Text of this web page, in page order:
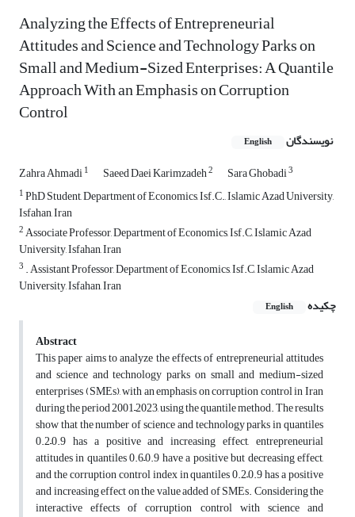
Analyzing the Effects of Entrepreneurial
Attitudes and Science and Technology Parks on
Small and Medium-Sized Enterprises: A Quantile
Approach With an Emphasis on Corruption
Control
نویسندگان English
Zahra Ahmadi1 Saeed Daei Karimzadeh2 Sara Ghobadi3
1PhD Student, Department of Economics, Isf.C., Islamic Azad University,
Isfahan, Iran
2Associate Professor, Department of Economics, Isf.C, Islamic Azad
University, Isfahan, Iran
3 . Assistant Professor, Department of Economics, Isf.C, Islamic Azad
University, Isfahan, Iran
چکیده
English
Abstract
This paper aims to analyze the effects of entrepreneurial attitudes
and science and technology parks on small and medium-sized
enterprises (SMEs), with an emphasis on corruption control in Iran
during the period 2001–2023, using the quantile method. The results
show that the number of science and technology parks in quantiles
0.2–0.9 has a positive and increasing effect, entrepreneurial
attitudes in quantiles 0.6–0.9 have a positive but decreasing effect,
and the corruption control index in quantiles 0.2–0.9 has a positive
and increasing effect on the value added of SMEs. Considering the
interactive effects of corruption control with science and